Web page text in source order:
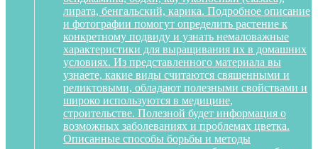
лирата, бенгальский, карика. Подробное описание
и фотографии помогут определить растение к
конкретному подвиду и узнать немаловажные
характеристики для выращивания их в домашних
условиях. Из представленного материала вы
узнаете, какие виды считаются священными и
реликтовыми, обладают полезными свойствами и
широко используются в медицине,
строительстве. Полезной будет информация о
возможных заболеваниях и проблемах цветка.
Описанные способы борьбы и методы